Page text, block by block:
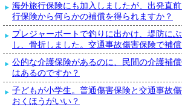
海外旅行保険にも加入しましたが、出発直
行保険から何らかの補償を得られますか？
プレジャーボートで釣りに出かけ、堤防に
し、骨折しました。交通事故傷害保険で補
公的な介護保険があるのに、民間の介護補
はあるのですか？
子どもが小学生。普通傷害保険と交通事故
おくほうがいい？